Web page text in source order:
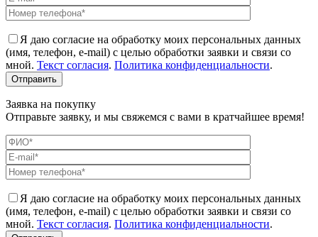
Я даю согласие на обработку моих персональных данных
(имя, телефон, e-mail) с целью обработки заявки и связи со
мной. Текст согласия. Политика конфиденциальности.
Заявка на покупку
Отправьте заявку, и мы свяжемся с вами в кратчайшее время!
Я даю согласие на обработку моих персональных данных
(имя, телефон, e-mail) с целью обработки заявки и связи со
мной. Текст согласия. Политика конфиденциальности.